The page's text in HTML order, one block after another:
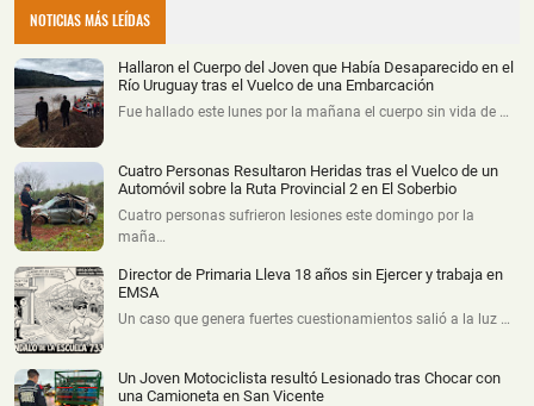
NOTICIAS MÁS LEÍDAS
Hallaron el Cuerpo del Joven que Había Desaparecido en el
Río Uruguay tras el Vuelco de una Embarcación
Fue hallado este lunes por la mañana el cuerpo sin vida de …
Cuatro Personas Resultaron Heridas tras el Vuelco de un
Automóvil sobre la Ruta Provincial 2 en El Soberbio
Cuatro personas sufrieron lesiones este domingo por la
maña…
Director de Primaria Lleva 18 años sin Ejercer y trabaja en
EMSA
Un caso que genera fuertes cuestionamientos salió a la luz …
Un Joven Motociclista resultó Lesionado tras Chocar con
una Camioneta en San Vicente